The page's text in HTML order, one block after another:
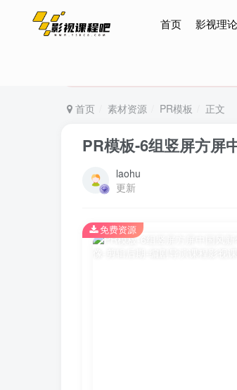
首页 影视理论
特惠终身会员299元，网站所有
首页 素材资源 PR模板 正文
PR模板-6组竖屏方屏
laohu
更新
免费资源